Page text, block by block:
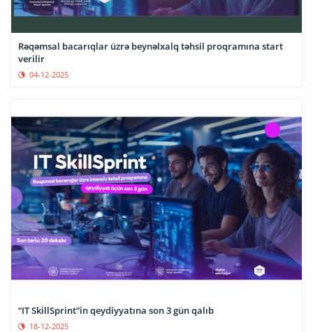
Rəqəmsal bacarıqlar üzrə beynəlxalq təhsil proqramına start
verilir
04-12-2025
“IT SkillSprint”in qeydiyyatına son 3 gün qalıb
18-12-2025